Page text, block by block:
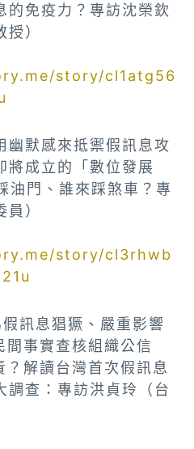
的免疫力？專訪沈榮欽
授）
story/cl1atg56
幽默感來抵禦假訊息攻
將成立的「數位發展
油門、誰來踩煞車？專
）
story/cl3rhwb
訊息猖獗、嚴重影響
事實查核組織公信
解讀台灣首次假訊息
調查：專訪洪貞玲（台